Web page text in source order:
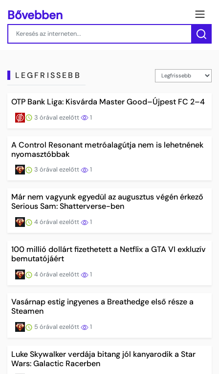
Bővebben
LEGFRISSEBB
OTP Bank Liga: Kisvárda Master Good–Újpest FC 2–4
3 órával ezelőtt 1
A Control Resonant metróalagútja nem is lehetnének
nyomasztóbbak
3 órával ezelőtt 1
Már nem vagyunk egyedül az augusztus végén érkező
Serious Sam: Shatterverse-ben
4 órával ezelőtt 1
100 millió dollárt fizethetett a Netflix a GTA VI exkluzív
bemutatójáért
4 órával ezelőtt 1
Vasárnap estig ingyenes a Breathedge első része a
Steamen
5 órával ezelőtt 1
Luke Skywalker verdája bitang jól kanyarodik a Star
Wars: Galactic Racerben